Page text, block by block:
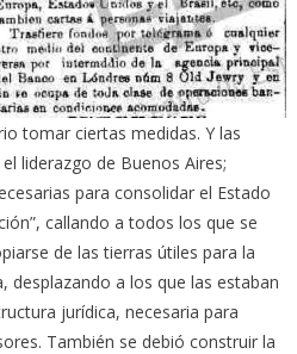
tomar ciertas medidas. Y las
liderazgo de Buenos Aires;
para consolidar el Estado
callando a todos los que se
de las tierras útiles para la
desplazando a los que las estaban
jurídica, necesaria para
También se debió construir la